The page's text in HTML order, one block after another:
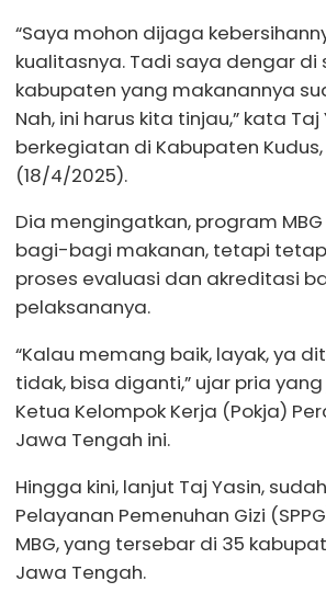
“Saya mohon dijaga
kualitasnya. Tadi saya dengar di
kabupaten yang makanannya
Nah, ini harus kita tinjau,” kata Taj
berkegiatan di Kabupaten
(18/4/2025).
Dia mengingatkan, program
bagi-bagi makanan, tetapi
proses evaluasi dan akreditasi
pelaksananya.
“Kalau memang baik, layak, ya
tidak, bisa diganti,” ujar pria
Ketua Kelompok Kerja (Pokja)
Jawa Tengah ini.
Hingga kini, lanjut Taj Yasin,
Pelayanan Pemenuhan Gizi
MBG, yang tersebar di 35
Jawa Tengah.